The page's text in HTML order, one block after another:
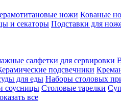
ножи Кованые
и секаторы Подставки для
салфетки для сервировки
подсвечники
для еды Наборы столовых
соусницы Столовые тарелки
все